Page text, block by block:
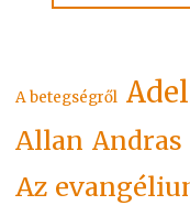
A betegségről
Allan Andras
Az